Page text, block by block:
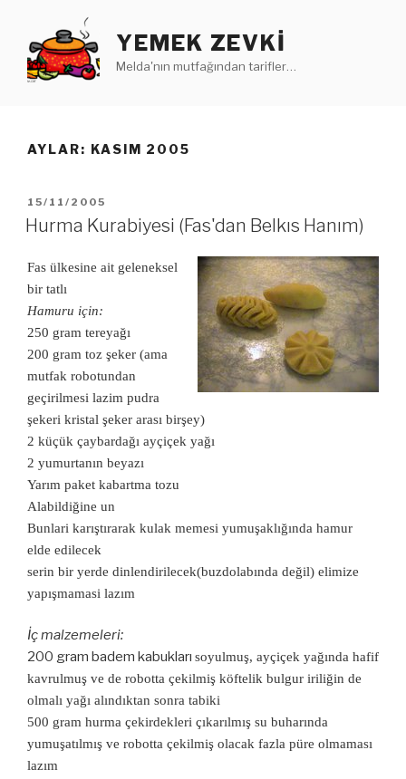
YEMEK ZEVKI
Melda'nın mutfağından tarifler…
AYLAR: KASIM 2005
YAYIM
TARIHI
15/11/2005
Hurma Kurabiyesi (Fas'dan Belkıs Hanım)
Fas ülkesine ait geleneksel
bir tatlı
Hamuru için:
250 gram tereyağı
200 gram toz şeker (ama
mutfak robotundan
geçirilmesi lazim pudra
şekeri kristal şeker arası birşey)
2 küçük çaybardağı ayçiçek yağı
2 yumurtanın beyazı
Yarım paket kabartma tozu
Alabildiğine un
Bunlari karıştırarak kulak memesi yumuşaklığında hamur
elde edilecek
serin bir yerde dinlendirilecek(buzdolabında değil) elimize
yapışmamasi lazım
İç malzemeleri:
200 gram badem kabukları soyulmuş, ayçiçek yağında hafif
kavrulmuş ve de robotta çekilmiş köftelik bulgur iriliğin de
olmalı yağı alındıktan sonra tabiki
500 gram hurma çekirdekleri çıkarılmış su buharında
yumuşatılmış ve robotta çekilmiş olacak fazla püre olmaması
lazım